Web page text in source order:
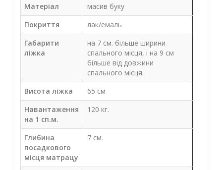
Матеріал
масив буку
Покриття
лак/емаль
Габарити
ліжка
на 7 см. більше ширини
спального місця, і на 9 см
більше від довжини
спального місця.
Висота ліжка
65 см
Навантаження
на 1 сп.м.
120 кг.
Глибина
посадкового
місця матрацу
7 см.